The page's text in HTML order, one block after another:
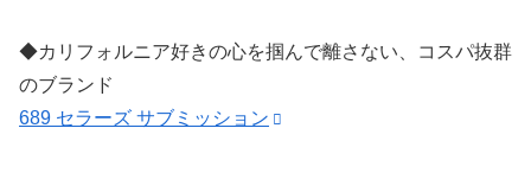
◆カリフォルニア好きの心を掴んで離さない、コスパ抜群
のブランド
689 セラーズ サブミッション